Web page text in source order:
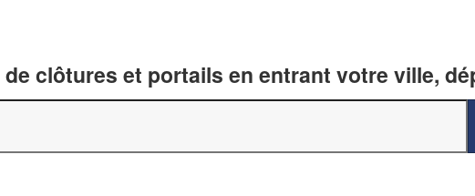
clôtures et portails en entrant votre ville,